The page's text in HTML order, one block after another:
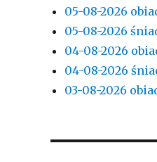
05-08-2026
05-08-2026
04-08-2026
04-08-2026
03-08-2026